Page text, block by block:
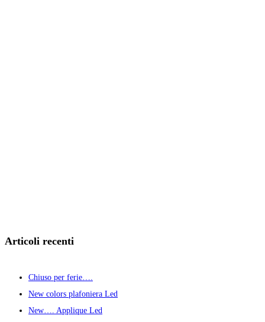
Articoli recenti
Chiuso per ferie….
New colors plafoniera Led
New…. Applique Led